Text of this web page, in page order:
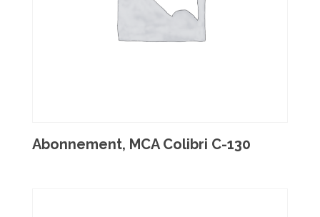
Abonnement, MCA Colibri C-130